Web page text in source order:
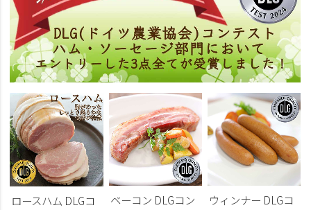
ロースハム DLGコ
ベーコン DLGコン
ウィンナー DLGコ